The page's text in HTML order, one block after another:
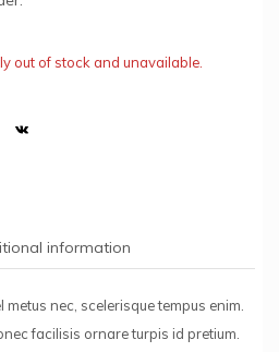
out of stock and unavailable.
information
nec, scelerisque tempus enim.
facilisis ornare turpis id pretium.